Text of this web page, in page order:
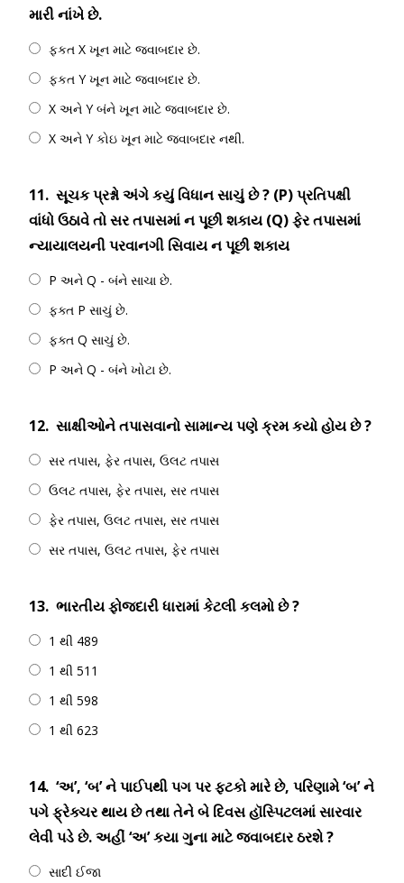
મારી નાંખે છે.
ફકત X ખૂન માટે જવાબદાર છે.
ફકત Y ખૂન માટે જવાબદાર છે.
X અને Y બંને ખૂન માટે જવાબદાર છે.
X અને Y કોઇ ખૂન માટે જવાબદાર નથી.
11. સૂચક પ્રશ્નો અંગે કયું વિધાન સાચું છે ? (P) પ્રતિપક્ષી
વાંધો ઉઠાવે તો સર તપાસમાં ન પૂછી શકાય (Q) ફેર તપાસમાં
ન્યાયાલયની પરવાનગી સિવાય ન પૂછી શકાય
P અને Q - બંને સાચા છે.
ફક્ત P સાચું છે.
ફક્ત Q સાચું છે.
P અને Q - બંને ખોટા છે.
12. સાક્ષીઓને તપાસવાનો સામાન્ય પણે ક્રમ કયો હોય છે ?
સર તપાસ, ફેર તપાસ, ઉલટ તપાસ
ઉલટ તપાસ, ફેર તપાસ, સર તપાસ
ફેર તપાસ, ઉલટ તપાસ, સર તપાસ
સર તપાસ, ઉલટ તપાસ, ફેર તપાસ
13. ભારતીય ફોજદારી ધારામાં કેટલી કલમો છે ?
1 થી 489
1 થી 511
1 થી 598
1 થી 623
14. ‘અ’, ‘બ’ ને પાઈપથી પગ પર ફટકો મારે છે, પરિણામે ‘બ’ ને
પગે ફ્રેક્ચર થાય છે તથા તેને બે દિવસ હૉસ્પિટલમાં સારવાર
લેવી પડે છે. અહીં ‘અ’ કયા ગુના માટે જવાબદાર ઠરશે ?
સાદી ઈજા